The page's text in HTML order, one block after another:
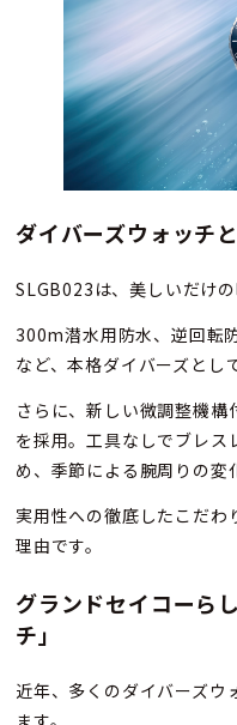
ダイバーズウォッチ
SLGB023は、美しいだけの
300m潜水用防水、逆回転
など、本格ダイバーズとし
さらに、新しい微調整機
を採用。工具なしでブレス
め、季節による腕周りの変
実用性への徹底したこだわ
理由です。
グランドセイコーら
チ」
近年、多くのダイバーズウ